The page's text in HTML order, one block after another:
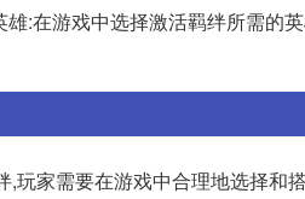
:在游戏中选择激活羁绊所需的
玩家需要在游戏中合理地选择和